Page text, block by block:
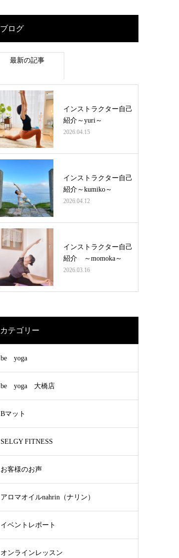
ブログ
最新の記事
インストラクター自己
紹介～yuri～
2026.04.15
インストラクター自己
紹介～kumiko～
2026.04.12
インストラクター自己
紹介 ～momoka～
2026.03.16
カテゴリー
be yoga
be yoga 大橋店
Bマット
SELGY FITNESS
お客様のお声
アロマオイルnahrin（ナリン）
イベントレポート
オンラインレッスン